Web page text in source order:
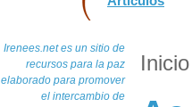
Irenees.net es un sitio de
recursos para la paz
elaborado para promover
el intercambio de
Inicio